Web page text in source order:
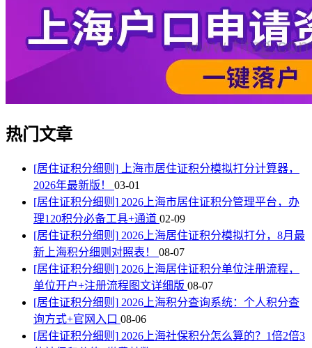
热门文章
[居住证积分细则] 上海市居住证积分模拟打分计算器，
2026年最新版！ 03-01
[居住证积分细则] 2026上海市居住证积分管理平台，办
理120积分必备工具+通道 02-09
[居住证积分细则] 2026上海居住证积分模拟打分，8月最
新上海积分细则对照表！ 08-07
[居住证积分细则] 2026上海居住证积分单位注册流程，
单位开户+注册流程图文详细版 08-07
[居住证积分细则] 2026上海积分查询系统：个人积分查
询方式+官网入口 08-06
[居住证积分细则] 2026上海社保积分怎么算的？1倍2倍3